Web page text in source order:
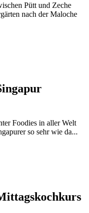
Pütt und Zeche
nach der Maloche
Foodies in aller Welt
so sehr wie da...